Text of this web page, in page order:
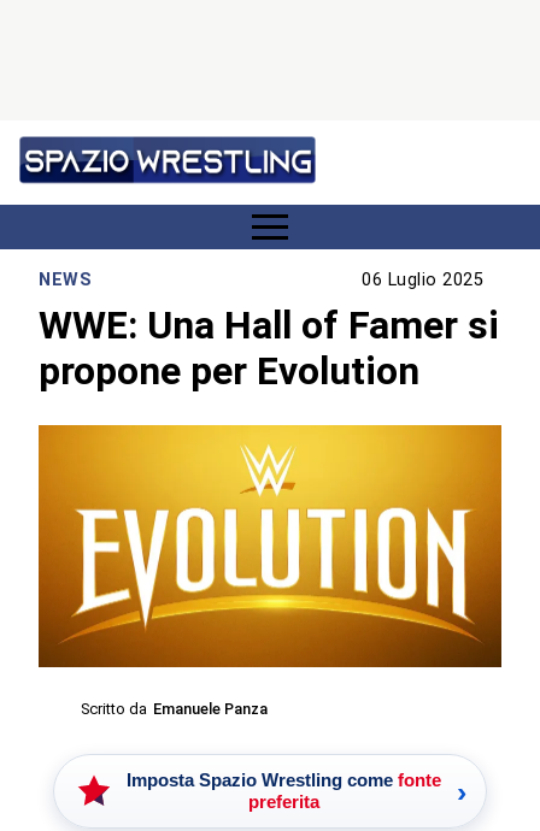
NEWS 06 Luglio 2025
WWE: Una Hall of Famer si
propone per Evolution
Scritto da Emanuele Panza
Imposta Spazio Wrestling come fonte
preferita
›